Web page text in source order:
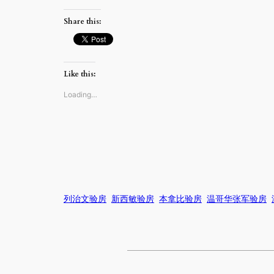
Share this:
Like this:
Loading…
列治文验房 新西敏验房 本拿比验房 温哥华张军验房